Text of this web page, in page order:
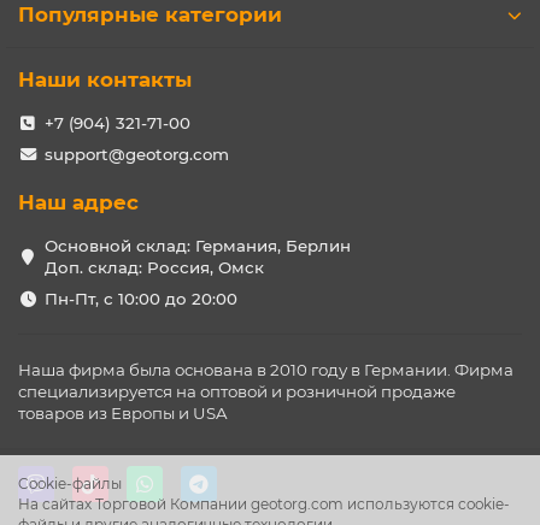
Cookie-файлы
На сайтах Торговой Компании geotorg.com используются cookie-
Популярные категории
Наши контакты
+7 (904) 321-71-00
support@geotorg.com
Наш адрес
Основной склад: Германия, Берлин
Доп. склад: Россия, Омск
Пн-Пт, с 10:00 до 20:00
Наша фирма была основана в 2010 году в Германии. Фирма
специализируется на оптовой и розничной продаже
товаров из Европы и USA